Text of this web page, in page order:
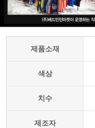
제품소재
색상
치수
제조자